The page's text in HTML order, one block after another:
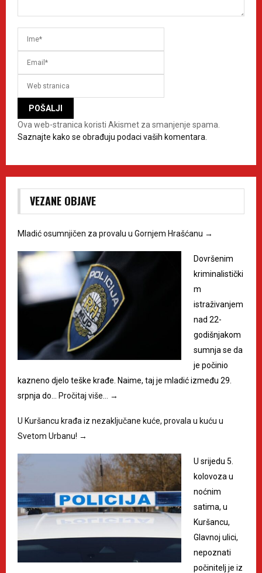
Ova web-stranica koristi Akismet za smanjenje spama.
Saznajte kako se obrađuju podaci vaših komentara.
VEZANE OBJAVE
Mladić osumnjičen za provalu u Gornjem Hrašćanu →
Dovršenim
kriminalistički
m
istraživanjem
nad 22-
godišnjakom
sumnja se da
je počinio
kazneno djelo teške krađe. Naime, taj je mladić između 29.
srpnja do…
Pročitaj više… →
U Kuršancu krađa iz nezaključane kuće, provala u kuću u
Svetom Urbanu! →
U srijedu 5.
kolovoza u
noćnim
satima, u
Kuršancu,
Glavnoj ulici,
nepoznati
počinitelj je iz